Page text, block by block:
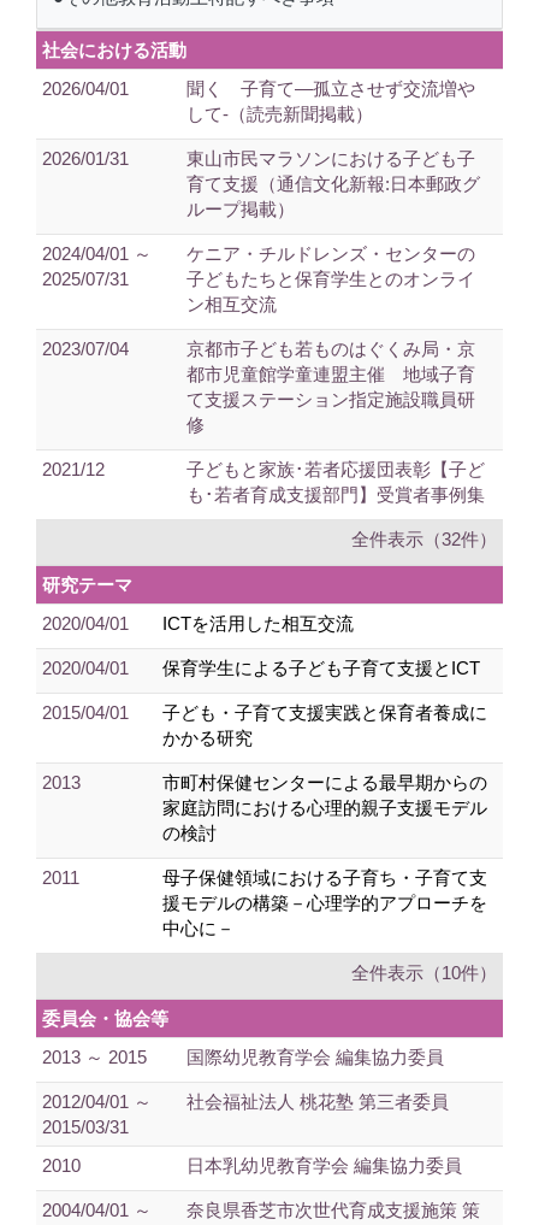
社会における活動
2026/04/01
聞く 子育て―孤立させず交流増や
して-（読売新聞掲載）
2026/01/31
東山市民マラソンにおける子ども子
育て支援（通信文化新報:日本郵政グ
ループ掲載）
2024/04/01 ～
2025/07/31
ケニア・チルドレンズ・センターの
子どもたちと保育学生とのオンライ
ン相互交流
2023/07/04
京都市子ども若ものはぐくみ局・京
都市児童館学童連盟主催 地域子育
て支援ステーション指定施設職員研
修
2021/12
子どもと家族･若者応援団表彰【子ど
も･若者育成支援部門】受賞者事例集
全件表示（32件）
研究テーマ
2020/04/01
ICTを活用した相互交流
2020/04/01 保育学生による子ども子育て支援とICT
2015/04/01
子ども・子育て支援実践と保育者養成に
かかる研究
2013
市町村保健センターによる最早期からの
家庭訪問における心理的親子支援モデル
の検討
2011
母子保健領域における子育ち・子育て支
援モデルの構築－心理学的アプローチを
中心に－
全件表示（10件）
委員会・協会等
2013 ～ 2015
国際幼児教育学会 編集協力委員
2012/04/01 ～
2015/03/31
社会福祉法人 桃花塾 第三者委員
2010 日本乳幼児教育学会 編集協力委員
2004/04/01 ～
奈良県香芝市次世代育成支援施策 策